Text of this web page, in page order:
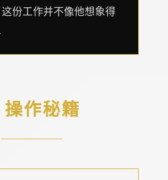
份工作并不像他想象得
作秘籍